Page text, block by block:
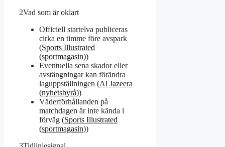
2Vad som är oklart
Officiell startelva publiceras
cirka en timme före avspark
(Sports Illustrated
(sportmagasin))
Eventuella sena skador eller
avstängningar kan förändra
laguppställningen (Al Jazeera
(nyhetsbyrå))
Väderförhållanden på
matchdagen är inte kända i
förväg (Sports Illustrated
(sportmagasin))